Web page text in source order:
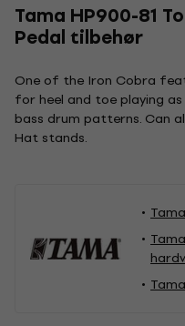
Tama HP900-81
Pedal tilbehør
One of the Iron Cobra
for heel and toe playing
bass drum patterns. Can
Hat stands.